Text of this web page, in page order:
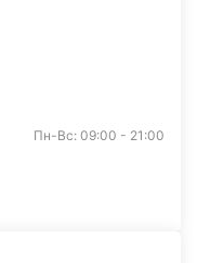
Пн-Вс: 09:00 - 21:00